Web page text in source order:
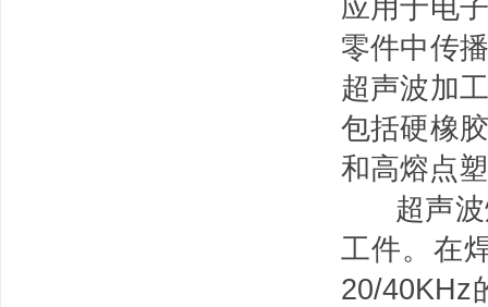
应用于电
零件中传
超声波加
包括硬橡
和高熔点
超声波
工件。在
20/40KHz